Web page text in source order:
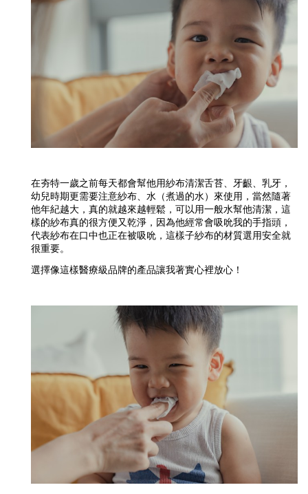
在夯特一歲之前每天都會幫他用紗布清潔舌苔、牙齦、乳牙，
幼兒時期更需要注意紗布、水（煮過的水）來使用，當然隨著
他年紀越大，真的就越來越輕鬆，可以用一般水幫他清潔，這
樣的紗布真的很方便又乾淨，因為他經常會吸吮我的手指頭，
代表紗布在口中也正在被吸吮，這樣子紗布的材質選用安全就
很重要。
選擇像這樣醫療級品牌的產品讓我著實心裡放心！